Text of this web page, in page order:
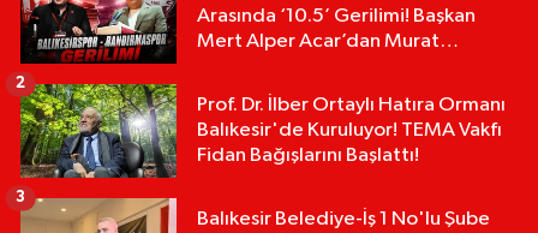
Arasında ‘10.5’ Gerilimi! Başkan
Mert Alper Acar’dan Murat
Prof. Dr. İlber Ortaylı Hatıra Ormanı
Balıkesir'de Kuruluyor! TEMA Vakfı
Fidan Bağışlarını Başlattı!
2
Balıkesir Belediye-İş 1 No'lu Şube
3